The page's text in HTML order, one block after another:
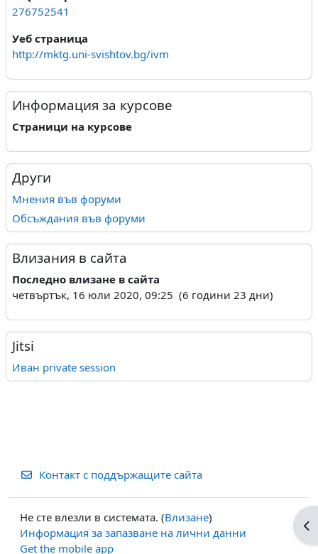
276752541
Уеб страница
http://mktg.uni-svishtov.bg/ivm
Информация за курсове
Страници на курсове
Други
Мнения във форуми
Обсъждания във форуми
Влизания в сайта
Последно влизане в сайта
четвъртък, 16 юли 2020, 09:25 (6 години 23 дни)
Jitsi
Иван private session
Контакт с поддържащите сайта
Не сте влезли в системата. (Влизане)
Информация за запазване на лични данни
Get the mobile app